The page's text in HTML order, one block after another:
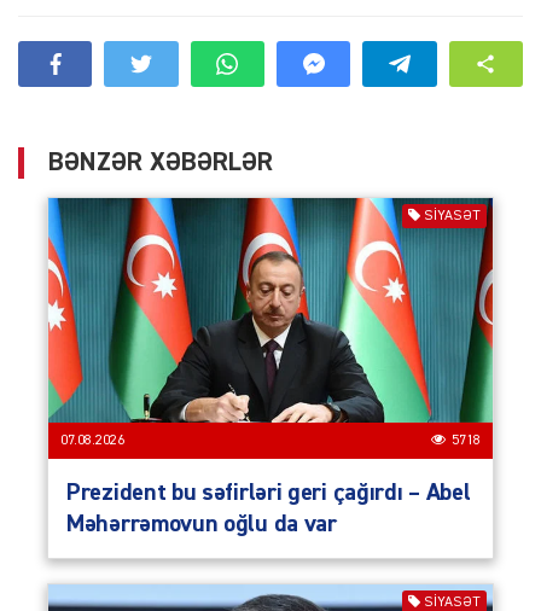
BƏNZƏR XƏBƏRLƏR
SIYASƏT
07.08.2026 5718
Prezident bu səfirləri geri çağırdı – Abel
Məhərrəmovun oğlu da var
SIYASƏT